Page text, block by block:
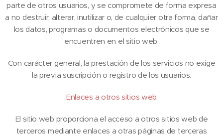
parte de otros usuarios, y se compromete de forma expresa
a no destruir, alterar, inutilizar o, de cualquier otra forma, dañar
los datos, programas o documentos electrónicos que se
encuentren en el sitio web.
Con carácter general, la prestación de los servicios no exige
la previa suscripción o registro de los usuarios.
Enlaces a otros sitios web
El sitio web proporciona el acceso a otros sitios web de
terceros mediante enlaces a otras páginas de terceras